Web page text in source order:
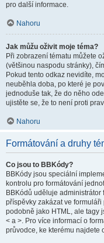
pro další informace.
Nahoru
Jak můžu oživit moje téma?
Při zobrazení tématu můžete
(většinou naspodu stránky),
Pokud tento odkaz nevidíte,
neuběhla doba, po které je
jednoduše tak, že do něho
ujistěte se, že to není proti
Nahoru
Formátování a druhy
Co jsou to BBKódy?
BBKódy jsou speciální
kontrolu pro formátování
BBKódů uděluje
příspěvky zakázat ve
podobně jako HTML, ale tagy
< a >. Pro více informací o
průvodce, ke kterému najdete